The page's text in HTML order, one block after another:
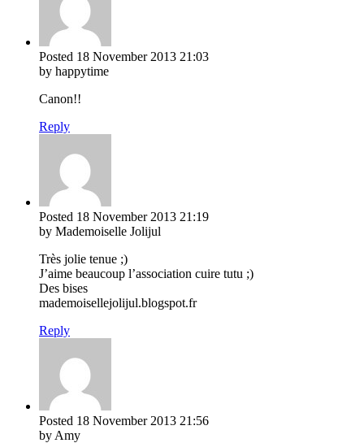
Posted 18 November 2013 21:03
by happytime
Canon!!
Reply
Posted 18 November 2013 21:19
by Mademoiselle Jolijul
Très jolie tenue ;)
J’aime beaucoup l’association cuire tutu ;)
Des bises
mademoisellejolijul.blogspot.fr
Reply
Posted 18 November 2013 21:56
by Amy